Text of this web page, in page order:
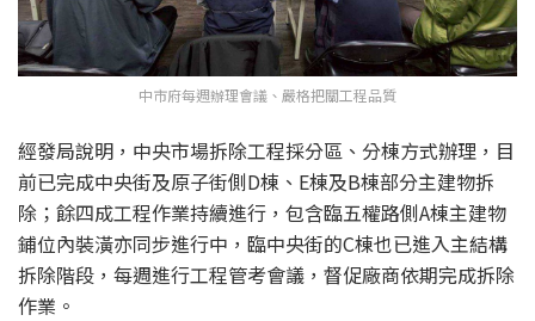
中市府每週辦理會議、嚴格把關工程品質
經發局說明，中央市場拆除工程採分區、分棟方式辦理，目
前已完成中央街及原子街側D棟、E棟及B棟部分主建物拆
除；餘四成工程作業持續進行，包含臨五權路側A棟主建物
鋪位內裝潢亦同步進行中，臨中央街的C棟也已進入主結構
拆除階段，每週進行工程管考會議，督促廠商依期完成拆除
作業。